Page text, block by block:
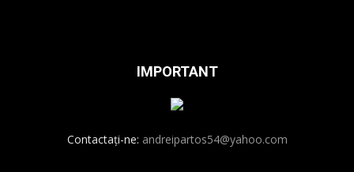
IMPORTANT
Contactați-ne: andreipartos54@yahoo.com